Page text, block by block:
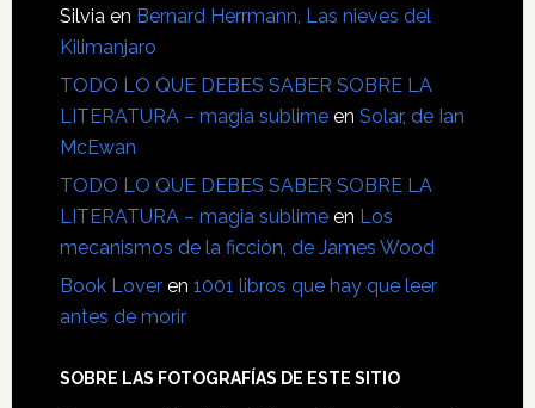
Silvia en Bernard Herrmann, Las nieves del
Kilimanjaro
TODO LO QUE DEBES SABER SOBRE LA
LITERATURA – magia sublimeen Solar, de Ian
McEwan
TODO LO QUE DEBES SABER SOBRE LA
LITERATURA – magia sublimeen Los
mecanismos de la ficción, de James Wood
Book Loveren 1001 libros que hay que leer
antes de morir
SOBRE LAS FOTOGRAFÍAS DE ESTE SITIO